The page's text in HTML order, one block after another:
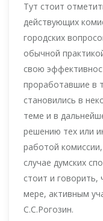
Тут стоит
действующих
городских
обычной
свою
проработавшие в
становились в
теме и в
решению тех или
работой
случае думских
стоит и говорить,
мере, активным
С.С.Рогозин.